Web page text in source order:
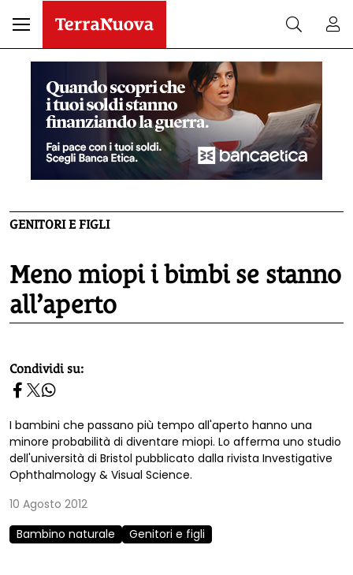
GENITORI E FIGLI
Meno miopi i bimbi se stanno
all’aperto
homepage h2
Condividi su:
I bambini che passano più tempo all'aperto hanno una
minore probabilità di diventare miopi. Lo afferma uno studio
dell'università di Bristol pubblicato dalla rivista Investigative
Ophthalmology & Visual Science.
10 Agosto 2012
Bambino naturale
Genitori e figli